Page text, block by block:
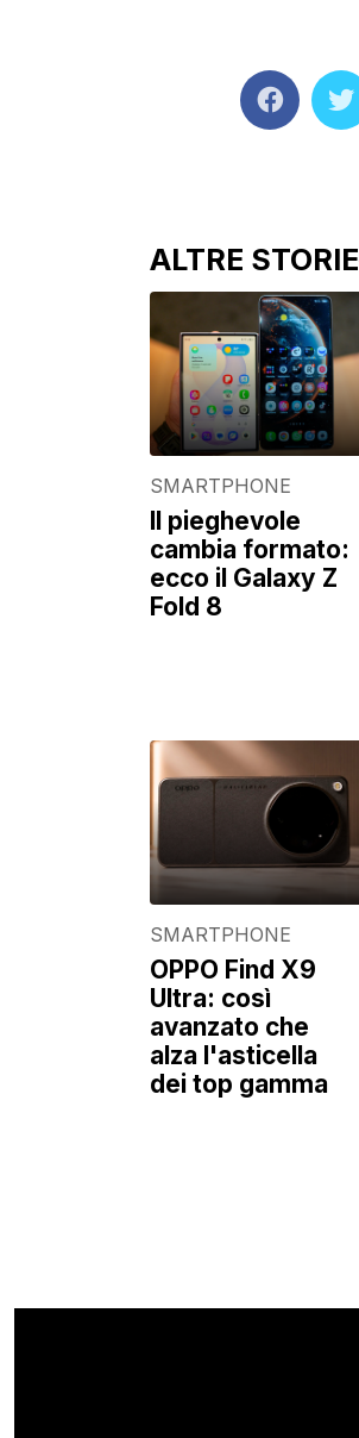
ALTRE STORIE
SMARTPHONE
Il pieghevole
cambia formato:
ecco il Galaxy Z
Fold 8
SMARTPHONE
OPPO Find X9
Ultra: così
avanzato che
alza l'asticella
dei top gamma